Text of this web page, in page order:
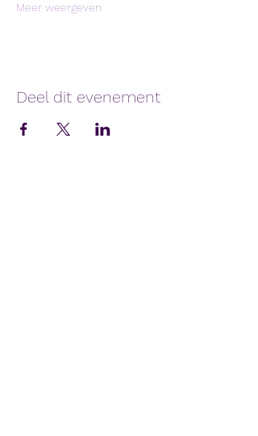
Meer weergeven
Deel dit evenement